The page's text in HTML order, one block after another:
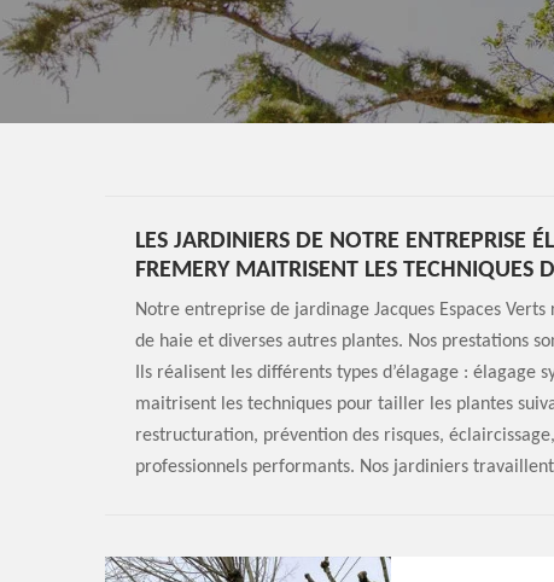
LES JARDINIERS DE NOTRE ENTREPRISE
FREMERY MAITRISENT LES TECHNIQUES
Notre entreprise de jardinage Jacques Espaces
de haie et diverses autres plantes. Nos prestations
Ils réalisent les différents types d’élagage :
maitrisent les techniques pour tailler les plantes
restructuration, prévention des risques,
professionnels performants. Nos jardiniers